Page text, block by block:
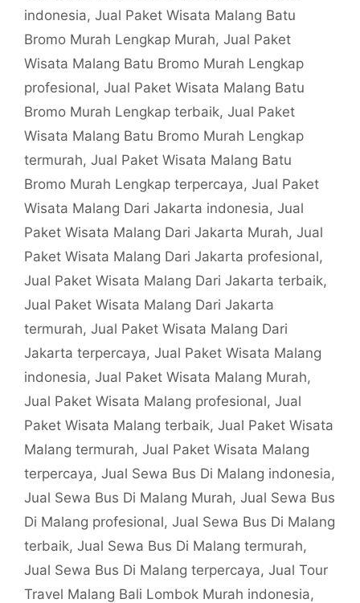
indonesia, Jual Paket Wisata Malang Batu
Bromo Murah Lengkap Murah, Jual Paket
Wisata Malang Batu Bromo Murah Lengkap
profesional, Jual Paket Wisata Malang Batu
Bromo Murah Lengkap terbaik, Jual Paket
Wisata Malang Batu Bromo Murah Lengkap
termurah, Jual Paket Wisata Malang Batu
Bromo Murah Lengkap terpercaya, Jual Paket
Wisata Malang Dari Jakarta indonesia, Jual
Paket Wisata Malang Dari Jakarta Murah, Jual
Paket Wisata Malang Dari Jakarta profesional,
Jual Paket Wisata Malang Dari Jakarta terbaik,
Jual Paket Wisata Malang Dari Jakarta
termurah, Jual Paket Wisata Malang Dari
Jakarta terpercaya, Jual Paket Wisata Malang
indonesia, Jual Paket Wisata Malang Murah,
Jual Paket Wisata Malang profesional, Jual
Paket Wisata Malang terbaik, Jual Paket Wisata
Malang termurah, Jual Paket Wisata Malang
terpercaya, Jual Sewa Bus Di Malang indonesia,
Jual Sewa Bus Di Malang Murah, Jual Sewa Bus
Di Malang profesional, Jual Sewa Bus Di Malang
terbaik, Jual Sewa Bus Di Malang termurah,
Jual Sewa Bus Di Malang terpercaya, Jual Tour
Travel Malang Bali Lombok Murah indonesia,